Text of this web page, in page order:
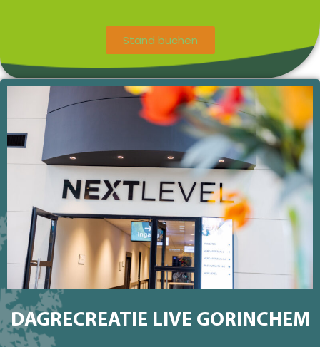
Stand buchen
DAGRECREATIE LIVE GORINCHEM